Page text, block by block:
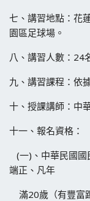
七、講習地點：花
園區足球場。
八、講習人數：24
九、講習課程：依
十、授課講師：中
十一、報名資格：
(一)、中華民國國
端正、凡年
滿20歲（有豐富